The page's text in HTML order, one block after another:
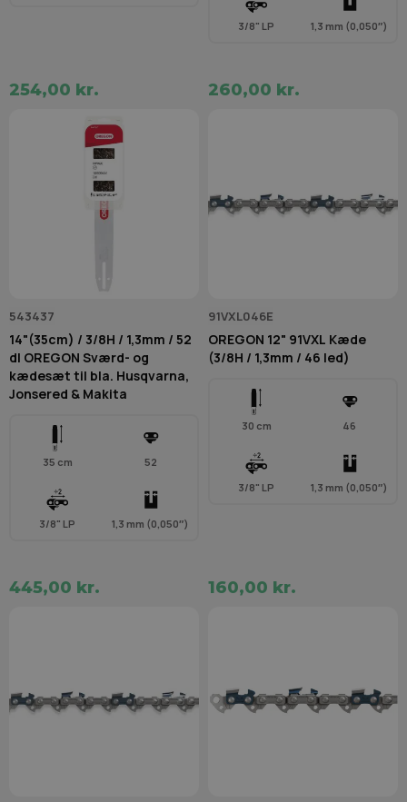
254,00 kr.
3/8" LP 1,3 mm (0,050″)
260,00 kr.
543437
14"(35cm) / 3/8H / 1,3mm / 52
dl OREGON Sværd- og
kædesæt til bla. Husqvarna,
Jonsered & Makita
35 cm 52
3/8" LP 1,3 mm (0,050″)
445,00 kr.
91VXL046E
OREGON 12" 91VXL Kæde
(3/8H / 1,3mm / 46 led)
30 cm 46
3/8" LP 1,3 mm (0,050″)
160,00 kr.